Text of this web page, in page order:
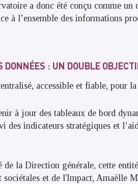
a donc été conçu comme
à l’ensemble des informations
DONNÉES : UN DOUBLE
accessible et fiable, pour
à jour des tableaux de bord
des indicateurs stratégiques et
de la Direction générale, cette
sociétales et de l'Impact, Amaëlle